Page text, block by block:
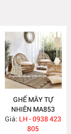
GHẾ MÂY TỰ
NHIÊN MA853
Giá: LH - 0938 423
805